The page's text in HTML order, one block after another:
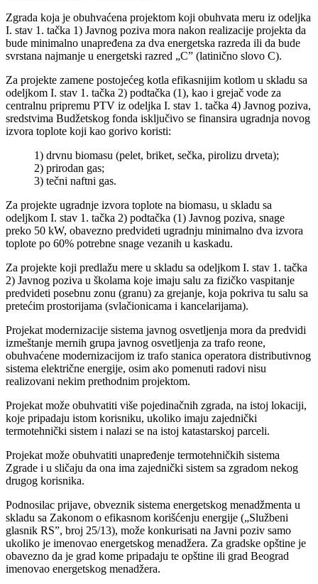
Zgrada koja je obuhvaćena projektom koji obuhvata meru iz odeljka
I. stav 1. tačka 1) Javnog poziva mora nakon realizacije projekta da
bude minimalno unapređena za dva energetska razreda ili da bude
svrstana najmanje u energetski razred „C” (latinično slovo C).
Za projekte zamene postojećeg kotla efikasnijim kotlom u skladu sa
odeljkom I. stav 1. tačka 2) podtačka (1), kao i grejač vode za
centralnu pripremu PTV iz odeljka I. stav 1. tačka 4) Javnog poziva,
sredstvima Budžetskog fonda isključivo se finansira ugradnja novog
izvora toplote koji kao gorivo koristi:
1) drvnu biomasu (pelet, briket, sečka, pirolizu drveta);
2) prirodan gas;
3) tečni naftni gas.
Za projekte ugradnje izvora toplote na biomasu, u skladu sa
odeljkom I. stav 1. tačka 2) podtačka (1) Javnog poziva, snage
preko 50 kW, obavezno predvideti ugradnju minimalno dva izvora
toplote po 60% potrebne snage vezanih u kaskadu.
Za projekte koji predlažu mere u skladu sa odeljkom I. stav 1. tačka
2) Javnog poziva u školama koje imaju salu za fizičko vaspitanje
predvideti posebnu zonu (granu) za grejanje, koja pokriva tu salu sa
pretećim prostorijama (svlačionicama i kancelarijama).
Projekat modernizacije sistema javnog osvetljenja mora da predvidi
izmeštanje mernih grupa javnog osvetljenja za trafo reone,
obuhvaćene modernizacijom iz trafo stanica operatora distributivnog
sistema električne energije, osim ako pomenuti radovi nisu
realizovani nekim prethodnim projektom.
Projekat može obuhvatiti više pojedinačnih zgrada, na istoj lokaciji,
koje pripadaju istom korisniku, ukoliko imaju zajednički
termotehnički sistem i nalazi se na istoj katastarskoj parceli.
Projekat može obuhvatiti unapređenje termotehničkih sistema
Zgrade i u sličaju da ona ima zajednički sistem sa zgradom nekog
drugog korisnika.
Podnosilac prijave, obveznik sistema energetskog menadžmenta u
skladu sa Zakonom o efikasnom korišćenju energije („Službeni
glasnik RS”, broj 25/13), može konkurisati na Javni poziv samo
ukoliko je imenovao energetskog menadžera. Za gradske opštine je
obavezno da je grad kome pripadaju te opštine ili grad Beograd
imenovao energetskog menadžera.